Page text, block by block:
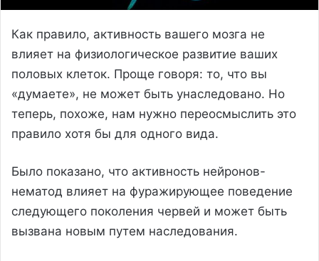
Как правило, активность вашего мозга не
влияет на физиологическое развитие ваших
половых клеток. Проще говоря: то, что вы
«думаете», не может быть унаследовано. Но
теперь, похоже, нам нужно переосмыслить это
правило хотя бы для одного вида.
Было показано, что активность нейронов-
нематод влияет на фуражирующее поведение
следующего поколения червей и может быть
вызвана новым путем наследования.